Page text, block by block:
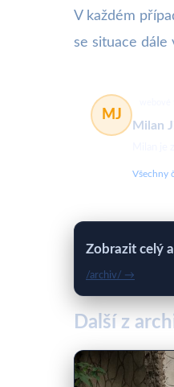
V každém
se situace dále
MJ
Milan
Všechny
Zobrazit celý
/archiv/ →
Další z